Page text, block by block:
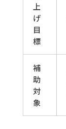
上
げ
目
標
補
助
対
象